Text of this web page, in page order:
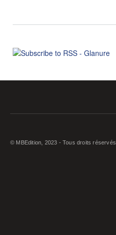
© MBEdition, 2023 - Tous droits réservés